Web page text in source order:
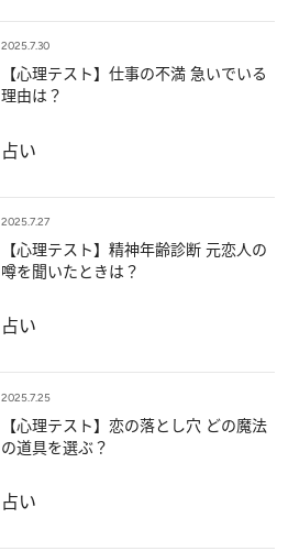
2025.7.30
【心理テスト】仕事の不満 急いでいる
理由は？
占い
2025.7.27
【心理テスト】精神年齢診断 元恋人の
噂を聞いたときは？
占い
2025.7.25
【心理テスト】恋の落とし穴 どの魔法
の道具を選ぶ？
占い